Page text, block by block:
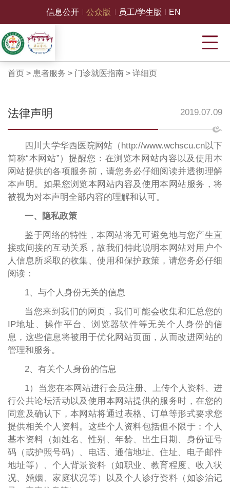
信息公开 公众版 员工/学生版 EN
首页 > 患者服务 > 门诊就医指南> 详细页
法律声明 2019.07.09
四川大学华西医院网站（http://www.wchscu.cn以下
简称“本网站”）提醒您：在浏览本网站内容以及使用本
网站提供的各项服务前，请您务必仔细阅读并透彻理解
本声明。如果您浏览本网站内容及使用本网站服务，将
被视为对本声明全部内容的理解和认可。
一、隐私政策
鉴于网络的特性，本网站将无可避免地与您产生直
接或间接的互动关系，故我们特此说明本网站对用户个
人信息所采取的收集、使用和保护政策，请您务必仔细
阅读：
1、与个人身份无关的信息
当您来到我们的网页，我们可能会收集和汇总您的
IP地址、操作平台、浏览器软件等无关个人身份的信
息，这些信息将被用于优化网站页面，从而改进网站的
管理和服务。
2、有关个人身份的信息
1）当您在本网站进行会员注册、上传个人资料、进
行公共论坛活动以及使用本网站提供的服务时，在您的
同意及确认下，本网站将通过表格、订单等形式要求您
提供相关个人资料。这些个人资料包括但不限于：个人
基本资料（如姓名、性别、年龄、出生日期、身份证号
码（或护照号码）、电话、通信地址、住址、电子邮件
地址等）、个人背景资料（如职业、教育程度、收入状
况、婚姻、家庭状况等）以及个人诊疗资料（如诊治记